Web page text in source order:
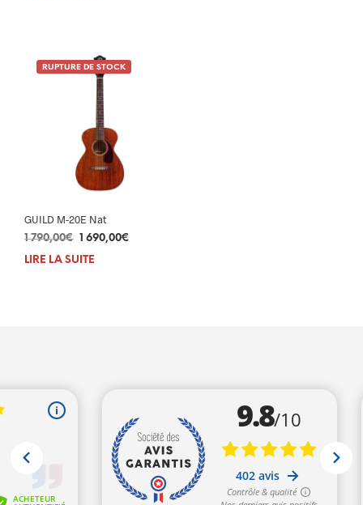
RUPTURE DE STOCK
GUILD M-20E Nat
1 790,00€ Le
prix
1 690,00€
LIRE LA SUITE